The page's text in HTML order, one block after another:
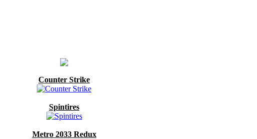
Counter Strike
Spintires
Metro 2033 Redux